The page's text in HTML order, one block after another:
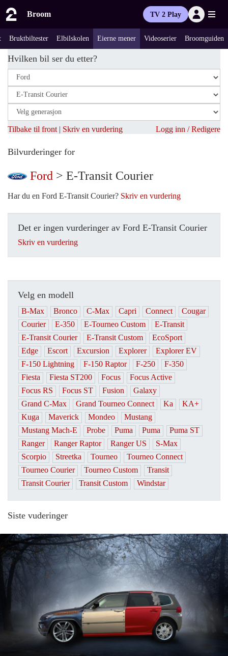
Broom TV 2 Play
Bruktbiltester Elbilskolen Eierne mener Videoserier Broomguiden
Hvilken bil ser du etter?
Tilbake til front | Skriv en vurdering Logg inn / Redigere
Bilvurderinger for
Ford > E-Transit Courier
Har du en Ford E-Transit Courier? Skriv en vurdering
Det er ingen vurderinger av Ford E-Transit Courier
Skriv en vurdering
Velg en modell
B-Max Bronco C-Max Capri Connect
Cougar
Courier
E-350 E-Tourneo Custom
E-Transit
E-Transit Courier
E-Transit Custom
EcoSport
Edge
Escort Excursion Explorer
Explorer EV
F-150 Lightning
F-150 Raptor F-250
F-350
Fiesta
Fiesta ST200 Focus
Focus Active
Focus RS
Focus ST Fusion
Galaxy
Grand C-Max
Grand Tourneo Connect Ka
KA+
Kuga
Maverick Mondeo
Mustang
Mustang Mach-E
Probe Puma Puma
Puma ST
Ranger
Ranger Raptor Ranger US
S-Max
Scorpio
Streetka Tourneo
Tourneo Connect
Tourneo Courier
Tourneo Custom
Transit
Transit Courier
Transit Custom Windstar
Siste vuderinger